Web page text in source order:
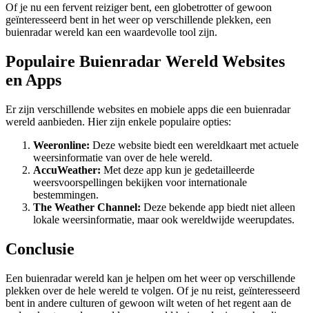
Of je nu een fervent reiziger bent, een globetrotter of gewoon
geïnteresseerd bent in het weer op verschillende plekken, een
buienradar wereld kan een waardevolle tool zijn.
Populaire Buienradar Wereld Websites
en Apps
Er zijn verschillende websites en mobiele apps die een buienradar
wereld aanbieden. Hier zijn enkele populaire opties:
Weeronline: Deze website biedt een wereldkaart met actuele
weersinformatie van over de hele wereld.
AccuWeather: Met deze app kun je gedetailleerde
weersvoorspellingen bekijken voor internationale
bestemmingen.
The Weather Channel: Deze bekende app biedt niet alleen
lokale weersinformatie, maar ook wereldwijde weerupdates.
Conclusie
Een buienradar wereld kan je helpen om het weer op verschillende
plekken over de hele wereld te volgen. Of je nu reist, geïnteresseerd
bent in andere culturen of gewoon wilt weten of het regent aan de